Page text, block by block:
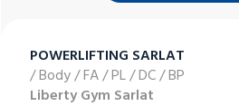
POWERLIFTING SARLAT
/ Body / FA / PL / DC / BP
Liberty Gym Sarlat